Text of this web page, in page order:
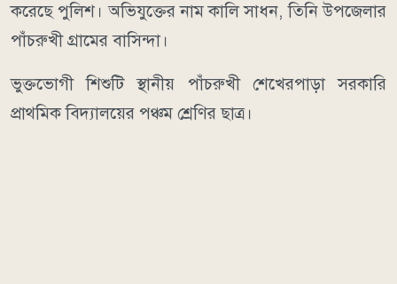
করেছে পুলিশ। অভিযুক্তের নাম কালি সাধন, তিনি উপজেলার
পাঁচরুখী গ্রামের বাসিন্দা।
ভুক্তভোগী শিশুটি স্থানীয় পাঁচরুখী শেখেরপাড়া সরকারি
প্রাথমিক বিদ্যালয়ের পঞ্চম শ্রেণির ছাত্র।